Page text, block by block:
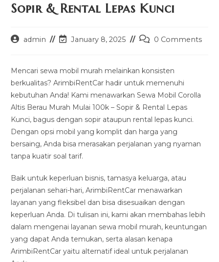
Sopir & Rental Lepas Kunci
Postadmin
PostJanuary 8, 2025
Post0 Comments
Mencari sewa mobil murah melainkan konsisten
berkualitas? ArimbiRentCar hadir untuk memenuhi
kebutuhan Anda! Kami menawarkan Sewa Mobil Corolla
Altis Berau Murah Mulai 100k – Sopir & Rental Lepas
Kunci, bagus dengan sopir ataupun rental lepas kunci.
Dengan opsi mobil yang komplit dan harga yang
bersaing, Anda bisa merasakan perjalanan yang nyaman
tanpa kuatir soal tarif.
Baik untuk keperluan bisnis, tamasya keluarga, atau
perjalanan sehari-hari, ArimbiRentCar menawarkan
layanan yang fleksibel dan bisa disesuaikan dengan
keperluan Anda. Di tulisan ini, kami akan membahas lebih
dalam mengenai layanan sewa mobil murah, keuntungan
yang dapat Anda temukan, serta alasan kenapa
ArimbiRentCar yaitu alternatif ideal untuk perjalanan